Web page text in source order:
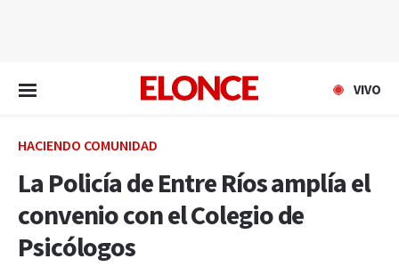
VIVO
HACIENDO COMUNIDAD
La Policía de Entre Ríos amplía el
convenio con el Colegio de
Psicólogos